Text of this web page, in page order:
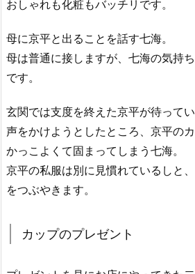
おしゃれも化粧もバッチリです。
母に京平と出ることを話す七海。
母は普通に接しますが、七海の気持
です。
玄関では支度を終えた京平が待ってい
声をかけようとしたところ、京平の
かっこよくて固まってしまう七海。
京平の私服は別に見慣れているしと
をつぶやきます。
カップのプレゼント